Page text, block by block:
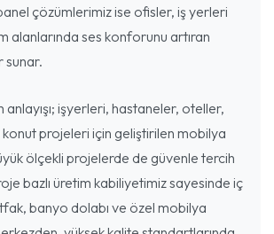
çözümlerimiz ise ofisler, iş yerleri
alanlarında ses konforunu artıran
sunar.
işyerleri, hastaneler, oteller,
projeleri için geliştirilen mobilya
ölçekli projelerde de güvenle tercih
bazlı üretim kabiliyetimiz sayesinde iç
banyo dolabı ve özel mobilya